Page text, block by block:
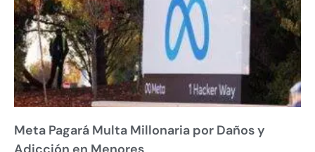
Meta Pagará Multa Millonaria por Daños y